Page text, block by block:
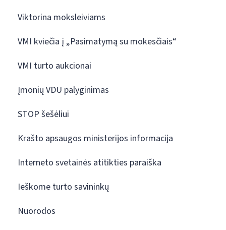
Viktorina moksleiviams
VMI kviečia į „Pasimatymą su mokesčiais“
VMI turto aukcionai
Įmonių VDU palyginimas
STOP šešėliui
Krašto apsaugos ministerijos informacija
Interneto svetainės atitikties paraiška
Ieškome turto savininkų
Nuorodos